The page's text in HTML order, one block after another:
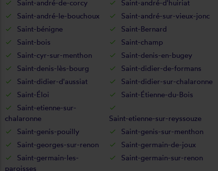
Saint-andré-de-corcy
Saint-andré-d'huiriat
Saint-andré-le-bouchoux
Saint-andré-sur-vieux-jonc
Saint-bénigne
Saint-Bernard
Saint-bois
Saint-champ
Saint-cyr-sur-menthon
Saint-denis-en-bugey
Saint-denis-lès-bourg
Saint-didier-de-formans
Saint-didier-d'aussiat
Saint-didier-sur-chalaronne
Saint-Éloi
Saint-Étienne-du-Bois
Saint-etienne-sur-
chalaronne
Saint-etienne-sur-reyssouze
Saint-genis-pouilly
Saint-genis-sur-menthon
Saint-georges-sur-renon
Saint-germain-de-joux
Saint-germain-les-
paroisses
Saint-germain-sur-renon